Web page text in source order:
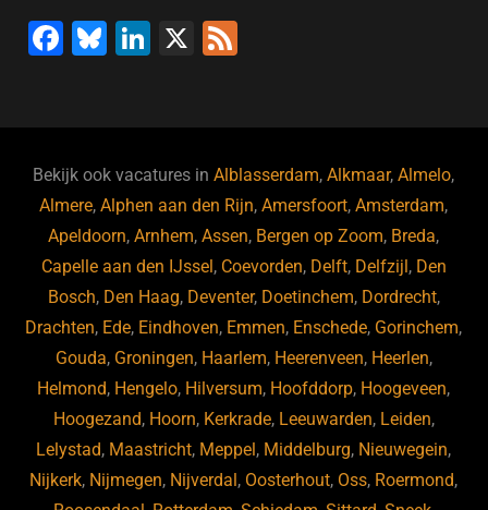
F
b
o
o
k
Bl
ky
Li
dI
n
X
Bekijk ook vacatures inAlblasserdam,Alkmaar,Almelo,
Almere,Alphen aan den Rijn,Amersfoort,Amsterdam,
Apeldoorn,Arnhem,Assen, Bergen op Zoom, Breda,
Capelle aan den IJssel, Coevorden, Delft, Delfzijl, Den
Bosch, Den Haag, Deventer, Doetinchem, Dordrecht,
Drachten, Ede, Eindhoven, Emmen, Enschede, Gorinchem,
Gouda, Groningen, Haarlem, Heerenveen, Heerlen,
Helmond, Hengelo, Hilversum, Hoofddorp, Hoogeveen,
Hoogezand, Hoorn, Kerkrade, Leeuwarden, Leiden,
Lelystad, Maastricht, Meppel, Middelburg, Nieuwegein,
Nijkerk, Nijmegen, Nijverdal, Oosterhout, Oss, Roermond,